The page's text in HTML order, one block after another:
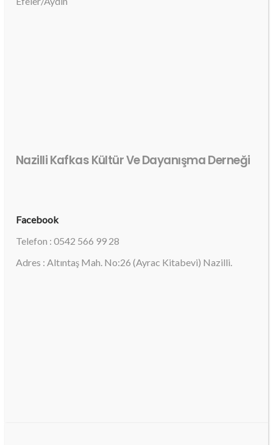
Nazilli Kafkas Kültür Ve Dayanışma Derneği
Facebook
Telefon : 0542 566 99 28
Adres : Altıntaş Mah. No:26 (Ayrac Kitabevi) Nazilli.